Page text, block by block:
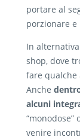
portare al
porzionare e
In
shop, dove
fare qualche
Anche
alcuni
venire